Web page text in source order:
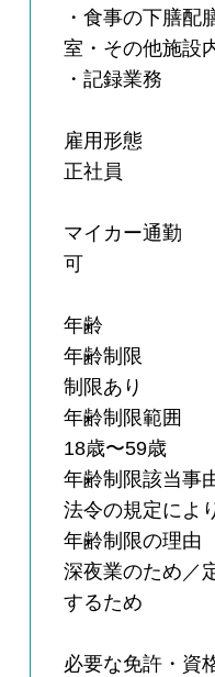
・食事の下膳配
室・その他施設
・記録業務
雇用形態
正社員
マイカー通勤
可
年齢
年齢制限
制限あり
年齢制限範囲
18歳〜59歳
年齢制限該当事
法令の規定によ
年齢制限の理由
深夜業のため／
するため
必要な免許・資